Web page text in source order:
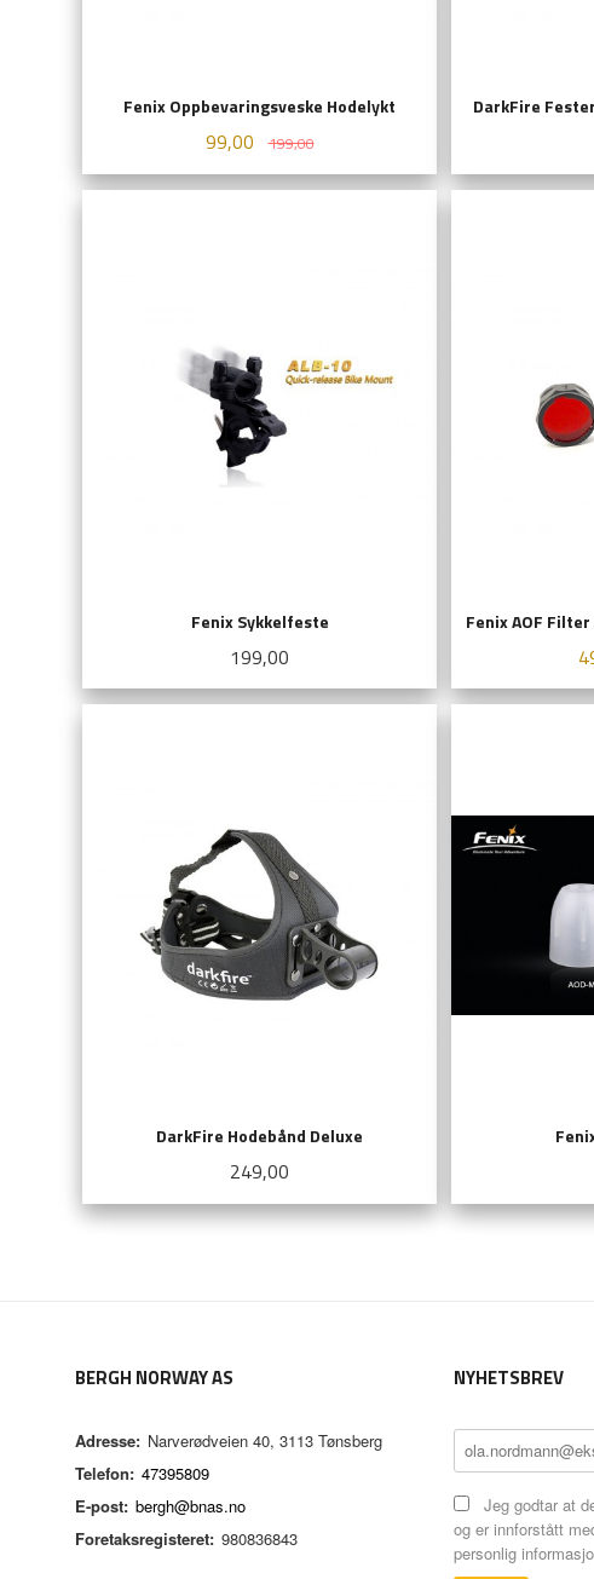
Fenix Oppbevaringsveske Hodelykt
Tilbud
99,00 199,00Rabatt
DarkFire
Fenix Sykkelfeste
Pris
199,00
Fenix AOF
DarkFire Hodebånd Deluxe
Pris
249,00
BERGH NORWAY AS
Adresse: Narverødveien 40, 3113 Tønsberg
Telefon: 47395809
E-post: bergh@bnas.no
Foretaksregisteret: 980836843
NYHETSBREV
Jeg godtar at
og er innforstått
personlig